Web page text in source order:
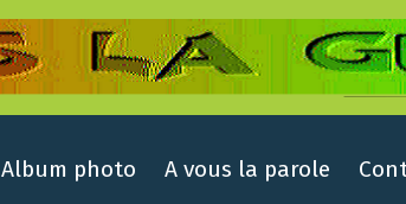
Album photo A vous la parole